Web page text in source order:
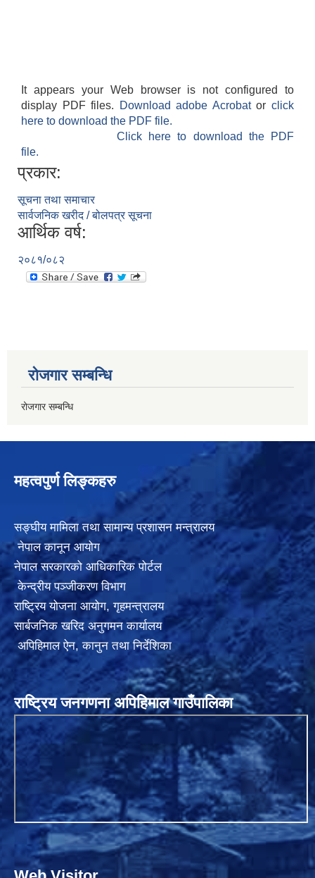
It appears your Web browser is not configured to
display PDF files.
Download adobe Acrobatorclick
here to download the PDF file.
Click here to download the PDF
file.
प्रकार:
सूचना तथा समाचार
सार्वजनिक खरीद / बोलपत्र सूचना
आर्थिक वर्ष:
२०८१/०८२
रोजगार सम्बन्धि
रोजगार सम्बन्धि
महत्वपुर्ण लिङ्कहरु
सङ्घीय मामिला तथा सामान्य प्रशासन मन्त्रालय
नेपाल कानून आयोग
नेपाल सरकारको आधिकारिक पोर्टल
केन्द्रीय पञ्जीकरण विभाग
राष्ट्रिय योजना आयोग,गृहमन्त्रालय
सार्बजनिक खरिद अनुगमन कार्यालय
अपिहिमाल ऐन, कानुन तथा निर्देशिका
राष्ट्रिय जनगणना अपिहिमाल गाउँपालिका